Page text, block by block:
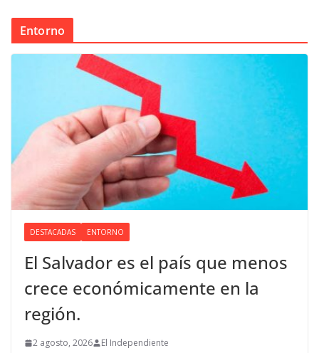
Entorno
DESTACADAS ENTORNO
El Salvador es el país que menos
crece económicamente en la
región.
2 agosto, 2026 El Independiente